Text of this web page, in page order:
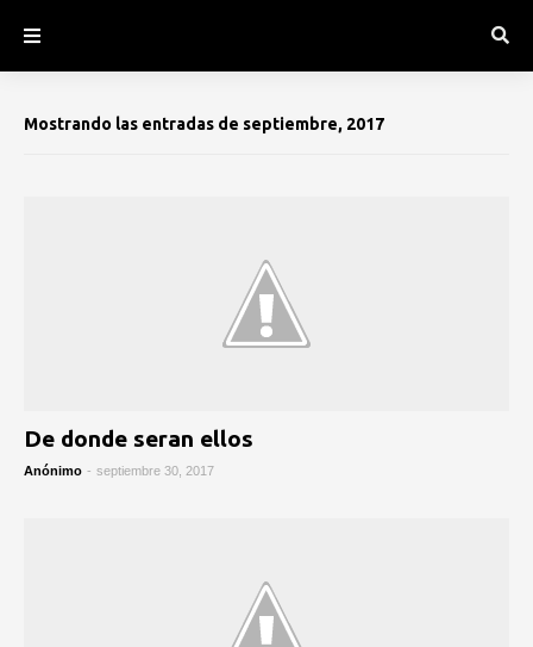
Mostrando las entradas de septiembre, 2017
De donde seran ellos
Anónimo - septiembre 30, 2017